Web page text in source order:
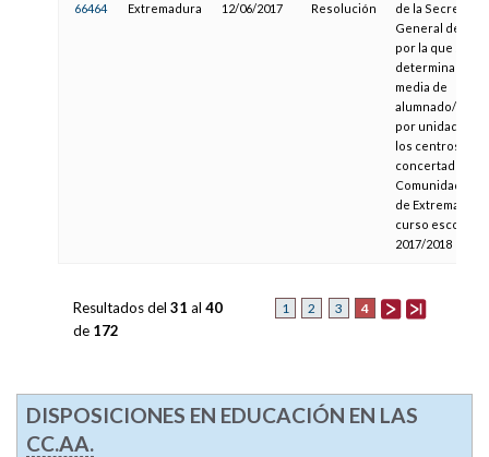
66464 Extremadura 12/06/2017 Resolución
de la Secretaría
General de
por la que se
determina la
media de
alumnado/
por unidad
los centros
concertados de
Comunidad
de Extremadura
curso escolar
2017/2018
1 2 3 4
Resultados del 31 al 40
de 172
DISPOSICIONES EN EDUCACIÓN EN LAS
CC.AA.